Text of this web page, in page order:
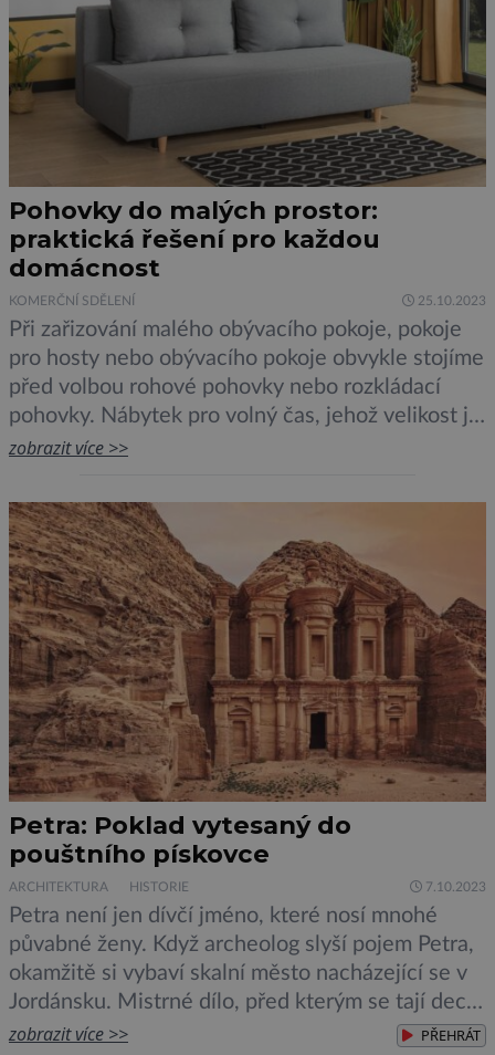
Pohovky do malých prostor:
praktická řešení pro každou
domácnost
KOMERČNÍ SDĚLENÍ 25.10.2023
Při zařizování malého obývacího pokoje, pokoje
pro hosty nebo obývacího pokoje obvykle stojíme
před volbou rohové pohovky nebo rozkládací
pohovky. Nábytek pro volný čas, jehož velikost je
vhodně přizpůsobena velikosti místnosti, bude
Pohovka nebo rohová sedačka do malých
obytných prostor? Pohovka a rozkládací nebo
rohová sedačka jsou […]
zobrazit více >>
Petra: Poklad vytesaný do
pouštního pískovce
ARCHITEKTURA HISTORIE 7.10.2023
Petra není jen dívčí jméno, které nosí mnohé
půvabné ženy. Když archeolog slyší pojem Petra,
okamžitě si vybaví skalní město nacházející se v
Jordánsku. Mistrné dílo, před kterým se tají dech,
a na které může být hrdá celá lidská civilizace,
zobrazit více >> PŘEHRÁT